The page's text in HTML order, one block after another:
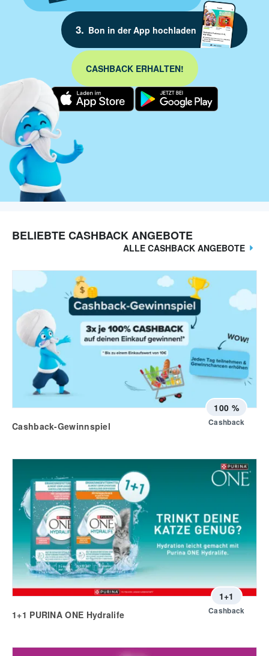
Bon in der App hochladen
CASHBACK ERHALTEN!
BELIEBTE CASHBACK ANGEBOTE
ALLE CASHBACK ANGEBOTE
100 %
Cashback
Cashback-Gewinnspiel
1+1
Cashback
1+1 PURINA ONE Hydralife